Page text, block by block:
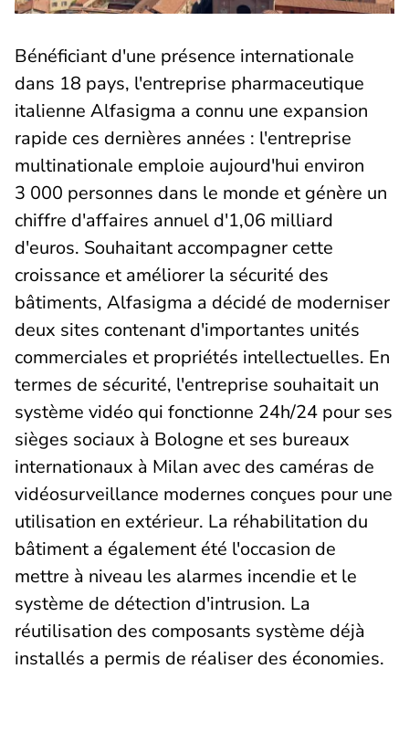
Bénéficiant d'une présence internationale
dans 18 pays, l'entreprise pharmaceutique
italienne Alfasigma a connu une expansion
rapide ces dernières années : l'entreprise
multinationale emploie aujourd'hui environ
3 000 personnes dans le monde et génère un
chiffre d'affaires annuel d'1,06 milliard
d'euros. Souhaitant accompagner cette
croissance et améliorer la sécurité des
bâtiments, Alfasigma a décidé de moderniser
deux sites contenant d'importantes unités
commerciales et propriétés intellectuelles. En
termes de sécurité, l'entreprise souhaitait un
système vidéo qui fonctionne 24h/24 pour ses
sièges sociaux à Bologne et ses bureaux
internationaux à Milan avec des caméras de
vidéosurveillance modernes conçues pour une
utilisation en extérieur. La réhabilitation du
bâtiment a également été l'occasion de
mettre à niveau les alarmes incendie et le
système de détection d'intrusion. La
réutilisation des composants système déjà
installés a permis de réaliser des économies.